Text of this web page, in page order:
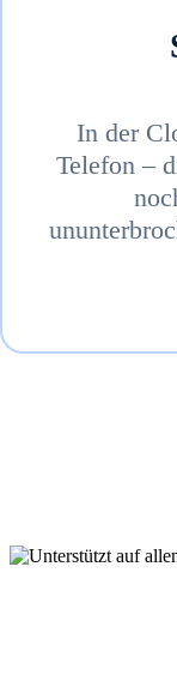
In der
Telefon –